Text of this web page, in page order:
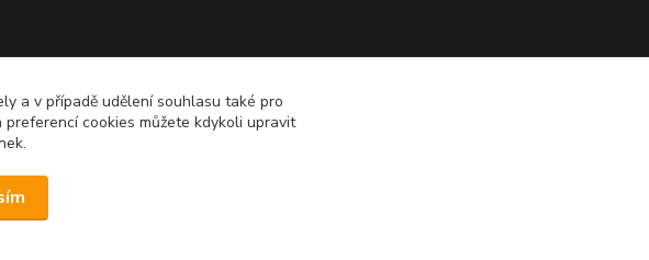
a v případě udělení souhlasu také pro
cookies můžete kdykoli upravit